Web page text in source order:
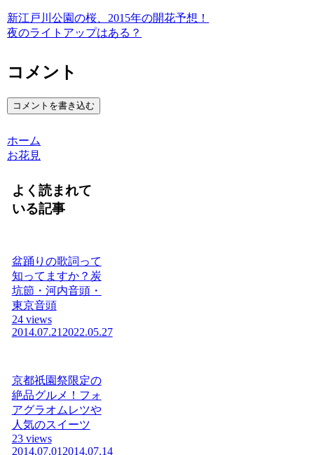
新江戸川公園の桜、2015年の開花予想！
夜のライトアップはある？
コメント
コメントを書き込む
ホーム
お花見
よく読まれて
いる記事
盆踊りの歌詞って
知ってますか？炭
坑節・河内音頭・
東京音頭
24 views
2014.07.21 2022.05.27
京都祇園祭限定の
絶品グルメ！フォ
アグラオムレツや
人気のスイーツ
23 views
2014.07.01 2014.07.14